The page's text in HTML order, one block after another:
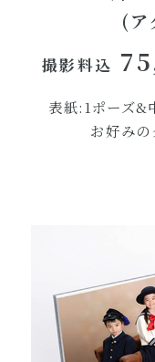
(ア
撮影料込
表紙:1ポーズ&
お好み